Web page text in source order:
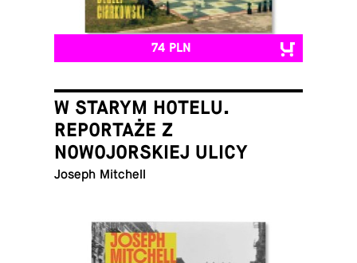
74 PLN
W STARYM HOTELU.
REPORTAŻE Z
NOWOJORSKIEJ ULICY
Joseph Mitchell